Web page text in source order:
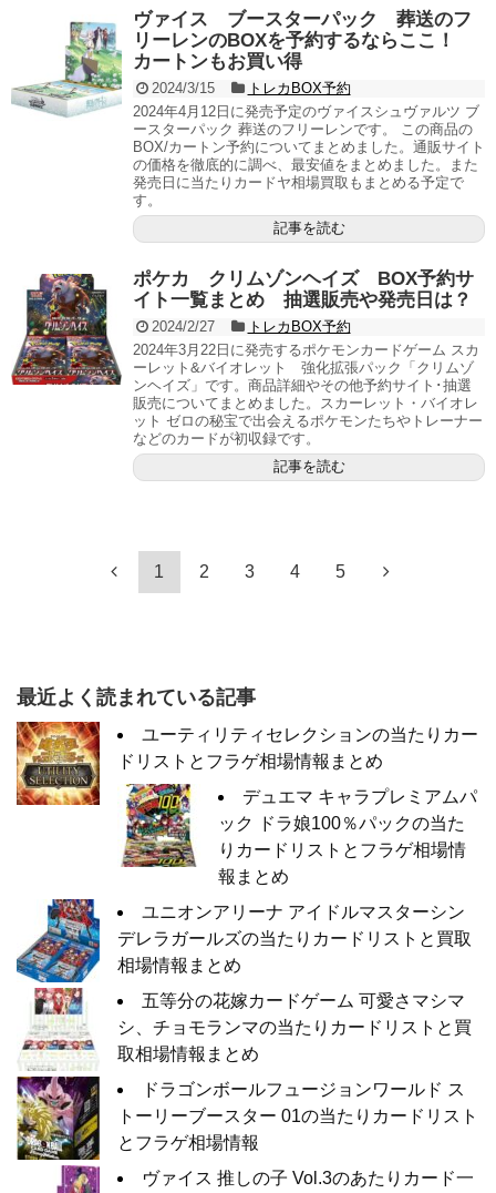
ヴァイス ブースターパック 葬送のフ
リーレンのBOXを予約するならここ！
カートンもお買い得
2024/3/15
トレカBOX予約
2024年4月12日に発売予定のヴァイスシュヴァルツ ブ
ースターパック 葬送のフリーレンです。 この商品の
BOX/カートン予約についてまとめました。通販サイト
の価格を徹底的に調べ、最安値をまとめました。また
発売日に当たりカードヤ相場買取もまとめる予定で
す。
記事を読む
ポケカ クリムゾンヘイズ BOX予約サ
イト一覧まとめ 抽選販売や発売日は？
2024/2/27
トレカBOX予約
2024年3月22日に発売するポケモンカードゲーム スカ
ーレット&バイオレット 強化拡張パック「クリムゾ
ンヘイズ」です。商品詳細やその他予約サイト･抽選
販売についてまとめました。スカーレット・バイオレ
ット ゼロの秘宝で出会えるポケモンたちやトレーナー
などのカードが初収録です。
記事を読む
1 2 3 4 5
最近よく読まれている記事
ユーティリティセレクションの当たりカー
ドリストとフラゲ相場情報まとめ
デュエマ キャラプレミアムパ
ック ドラ娘100％パックの当た
りカードリストとフラゲ相場情
報まとめ
ユニオンアリーナ アイドルマスターシン
デレラガールズの当たりカードリストと買取
相場情報まとめ
五等分の花嫁カードゲーム 可愛さマシマ
シ、チョモランマの当たりカードリストと買
取相場情報まとめ
ドラゴンボールフュージョンワールド ス
トーリーブースター 01の当たりカードリスト
とフラゲ相場情報
ヴァイス 推しの子 Vol.3のあたりカード一